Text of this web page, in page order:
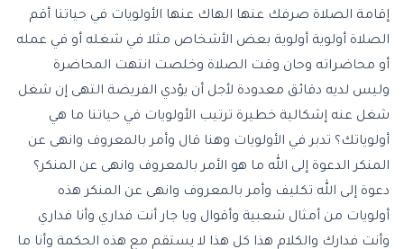
إقامة الصلاة صرفك عنها الهاك عنها الأولويات في حياتنا أقم
الصلاة أولوية أولوية بعض الأشخاص مثلا في شغله أو في عمله
أو محاضراته وحان وقت الصلاة وخلصت انتهت المحاضرة
وليس لديه دقائق معدودة لأجل أن يؤدي الفريضة التهى إن شغل
شغل عنه إشكالية خطيرة ترتيب الأولويات في حياتنا ما هي
أولوياتك؟ تدبر في الأولويات وهنا قال وأمر بالمعروف وانهى عن
المنكر الدعوة إلى الله ما هو الأمر بالمعروف وانهى عن المنكر؟
دعوة إلى الله تكليف وأمر بالمعروف وانهى عن المنكر هذه
أولويات من أمثال شعبية وأقوال ويا جار أنت فداري وأنا فداري
وأنت فدارك والكلام هذا كل هذا لا يستقم مع هذه الحكمة وأنا ما